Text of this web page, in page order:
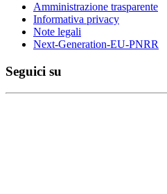
Amministrazione trasparente
Informativa privacy
Note legali
Next-Generation-EU-PNRR
Seguici su